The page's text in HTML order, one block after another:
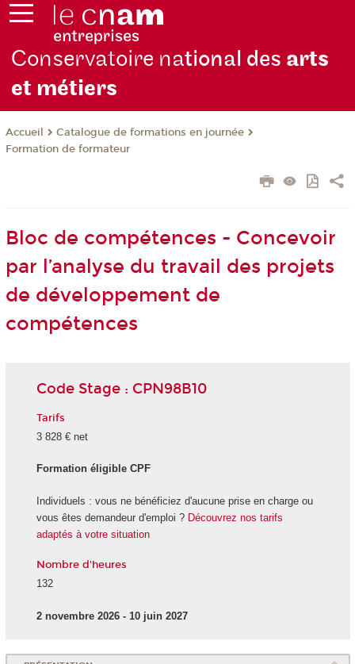
Conservatoire national des arts
et métiers
Accueil
Catalogue de formations en journée
Formation de formateur
Bloc de compétences - Concevoir
par l’analyse du travail des projets
de développement de
compétences
Code Stage : CPN98B10
Tarifs
3 828 € net
Formation éligible CPF
Individuels : vous ne bénéficiez d'aucune prise en charge ou
vous êtes demandeur d'emploi ? Découvrez nos tarifs
adaptés à votre situation
Nombre d'heures
132
2 novembre 2026 - 10 juin 2027